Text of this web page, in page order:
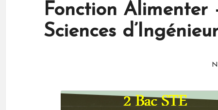
Fonction Alimenter
Sciences